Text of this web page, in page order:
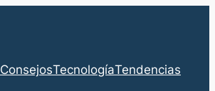
ConsejosTecnologíaTendencias